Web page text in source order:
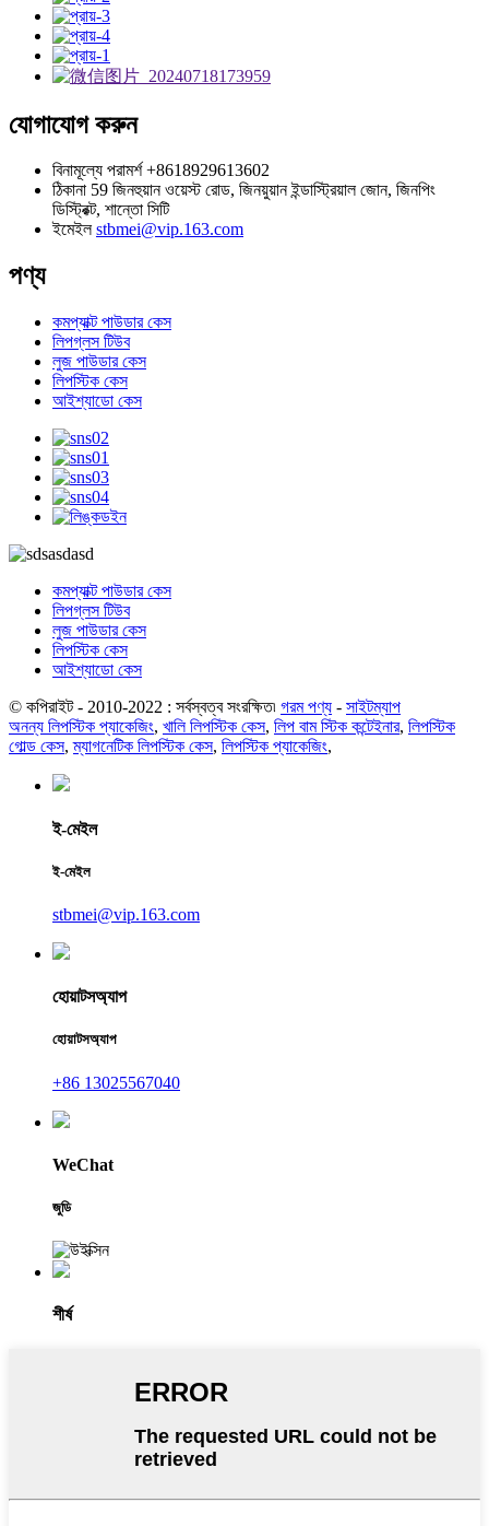
যোগাযোগ করুন
বিনামূল্যে পরামর্শ +8618929613602
ঠিকানা 59 জিনহুয়ান ওয়েস্ট রোড, জিনয়ুয়ান ইন্ডাস্ট্রিয়াল জোন, জিনপিং
ডিস্ট্রিক্ট, শান্তো সিটি
ইমেইল stbmei@vip.163.com
পণ্য
কমপ্যাক্ট পাউডার কেস
লিপগ্লস টিউব
লুজ পাউডার কেস
লিপস্টিক কেস
আইশ্যাডো কেস
কমপ্যাক্ট পাউডার কেস
লিপগ্লস টিউব
লুজ পাউডার কেস
লিপস্টিক কেস
আইশ্যাডো কেস
© কপিরাইট - 2010-2022 : সর্বস্বত্ব সংরক্ষিত৷ গরম পণ্য - সাইটম্যাপ
অনন্য লিপস্টিক প্যাকেজিং, খালি লিপস্টিক কেস, লিপ বাম স্টিক কন্টেইনার, লিপস্টিক
গোল্ড কেস,ম্যাগনেটিক লিপস্টিক কেস, লিপস্টিক প্যাকেজিং,
ই-মেইল
ই-মেইল
stbmei@vip.163.com
হোয়াটসঅ্যাপ
হোয়াটসঅ্যাপ
+86 13025567040
WeChat
জুডি
শীর্ষ